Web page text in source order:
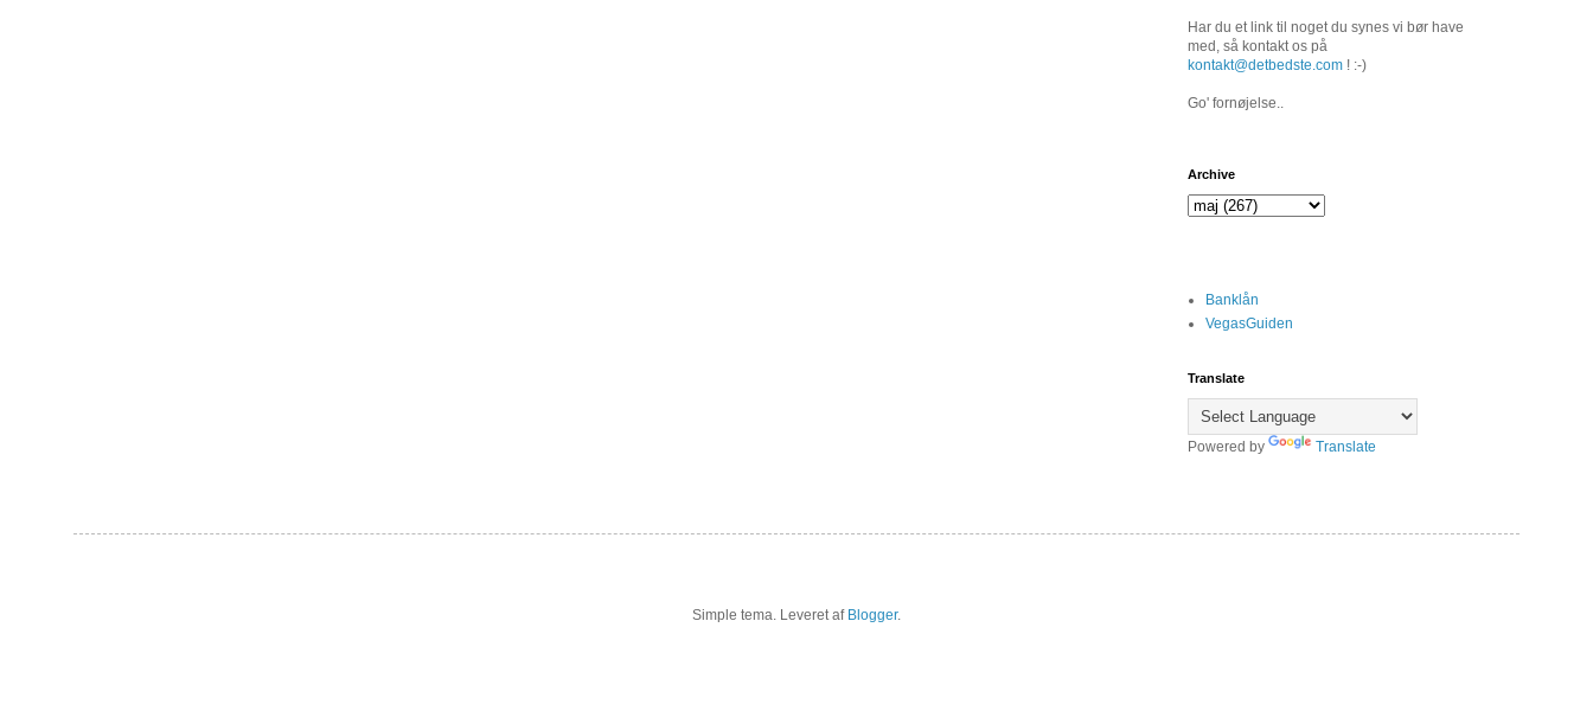
Har du et link til noget du synes vi bør have
med, så kontakt os på
kontakt@detbedste.com ! :-)
Go' fornøjelse..
Archive
Banklån
VegasGuiden
Translate
Powered by Translate
Simple tema. Leveret af Blogger.